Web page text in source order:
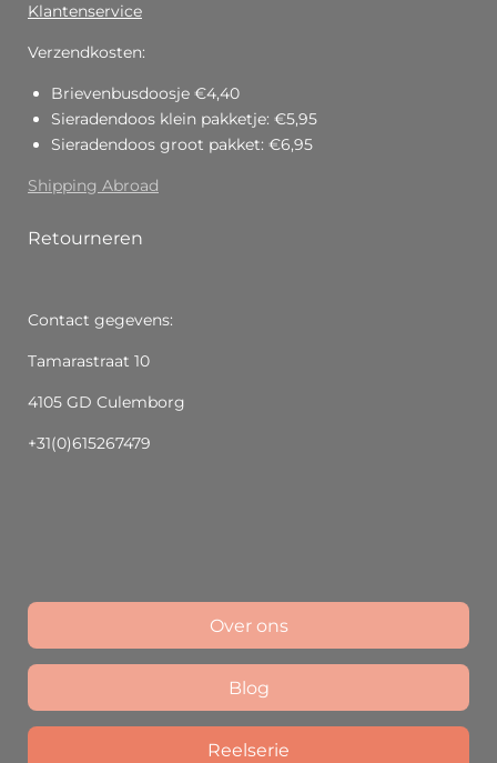
Klantenservice
Verzendkosten:
Brievenbusdoosje €4,40
Sieradendoos klein pakketje: €5,95
Sieradendoos groot pakket: €6,95
Shipping Abroad
Retourneren
Contact gegevens:
Tamarastraat 10
4105 GD Culemborg
+31(0)615267479
Over ons
Blog
Reelserie